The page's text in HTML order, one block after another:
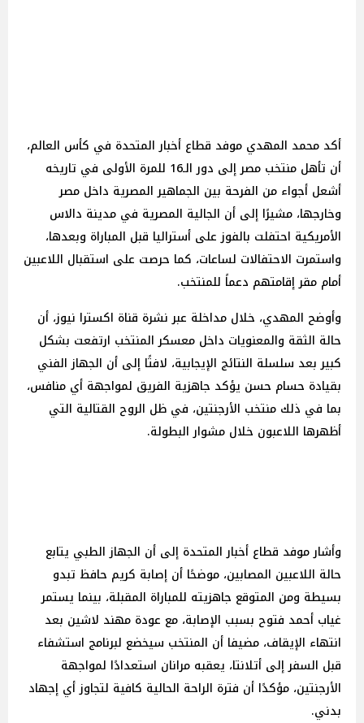
أكد محمد المهدي موفد قطاع أخبار المتحدة في كأس العالم،
أن تأهل منتخب مصر إلى دور الـ16 للمرة الأولى في تاريخه
أشعل أجواء من الفرحة بين الجماهير المصرية داخل مصر
وخارجها، مشيرًا إلى أن الجالية المصرية في مدينة دالاس
الأمريكية احتفلت بالفوز على أستراليا قبل المباراة وبعدها،
واستمرت الاحتفالات لساعات، كما حرصت على استقبال اللاعبين
أمام مقر إقامتهم دعماً للمنتخب.
وأوضح المهدي، خلال مداخلة عبر نشرة قناة اكسترا نيوز، أن
حالة الثقة والمعنويات داخل معسكر المنتخب ارتفعت بشكل
كبير بعد سلسلة النتائج الإيجابية، لافتًا إلى أن الجهاز الفني
بقيادة حسام حسن يؤكد جاهزية الفريق لمواجهة أي منافس،
بما في ذلك منتخب الأرجنتين، في ظل الروح القتالية التي
أظهرها اللاعبون خلال مشوار البطولة.
وأشار موفد قطاع أخبار المتحدة إلى أن الجهاز الطبي يتابع
حالة اللاعبين المصابين، موضحًا أن إصابة كريم حافظ تبدو
بسيطة ومن المتوقع جاهزيته للمباراة المقبلة، بينما يستمر
غياب أحمد فتوح بسبب الإصابة، مع عودة مهند لاشين بعد
انتهاء الإيقاف، مضيفا أن المنتخب سيخضع لبرنامج استشفاء
قبل السفر إلى أتلانتا، يعقبه مرانان استعدادًا لمواجهة
الأرجنتين، مؤكدًا أن فترة الراحة الحالية كافية لتجاوز أي إجهاد
بدني.